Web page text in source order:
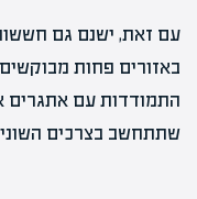
עם זאת, ישנם גם
באזורים פחות
התמודדות עם אתגרים
שתתחשב בצרכים